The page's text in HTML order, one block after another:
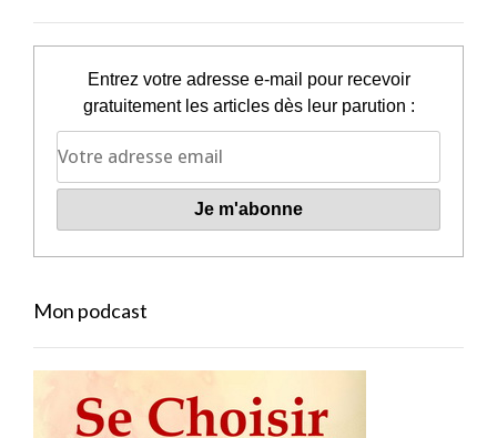
Entrez votre adresse e-mail pour recevoir
gratuitement les articles dès leur parution :
Mon podcast